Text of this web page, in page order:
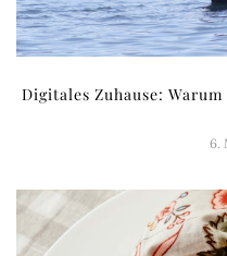
Digitales Zuhause:
6.